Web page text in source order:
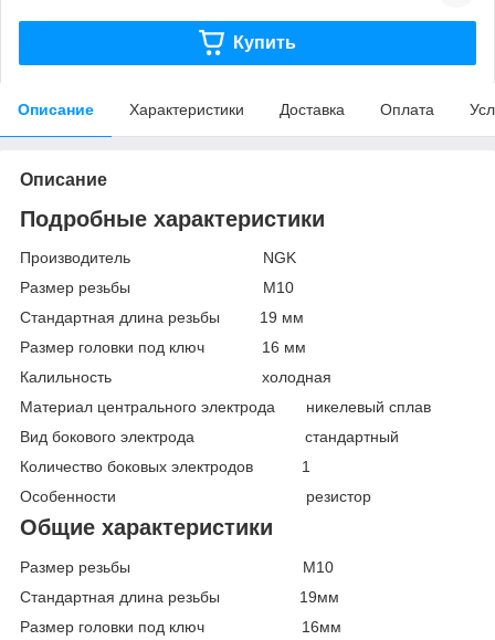
Купить
Описание Характеристики Доставка Оплата
Описание
Подробные характеристики
Производитель NGK
Размер резьбы М10
Стандартная длина резьбы 19 мм
Размер головки под ключ 16 мм
Калильность холодная
Материал центрального электрода никелевый сплав
Вид бокового электрода стандартный
Количество боковых электродов 1
Особенности резистор
Общие характеристики
Размер резьбы M10
Стандартная длина резьбы 19мм
Размер головки под ключ 16мм